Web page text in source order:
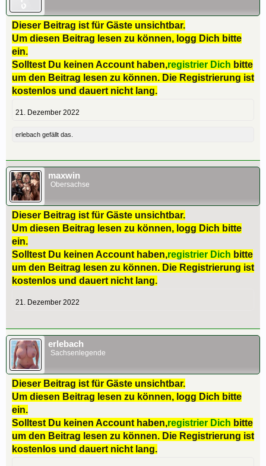
Dieser Beitrag ist für Gäste unsichtbar.
Um diesen Beitrag lesen zu können, logg Dich bitte
ein.
Solltest Du keinen Account haben,registrier Dich bitte
um den Beitrag lesen zu können. Die Registrierung ist
kostenlos und dauert nicht lang.
21. Dezember 2022
erlebach gefällt das.
maxwin
Obersachse
Dieser Beitrag ist für Gäste unsichtbar.
Um diesen Beitrag lesen zu können, logg Dich bitte
ein.
Solltest Du keinen Account haben,registrier Dich bitte
um den Beitrag lesen zu können. Die Registrierung ist
kostenlos und dauert nicht lang.
21. Dezember 2022
erlebach
Sachsenlegende
Dieser Beitrag ist für Gäste unsichtbar.
Um diesen Beitrag lesen zu können, logg Dich bitte
ein.
Solltest Du keinen Account haben,registrier Dich bitte
um den Beitrag lesen zu können. Die Registrierung ist
kostenlos und dauert nicht lang.